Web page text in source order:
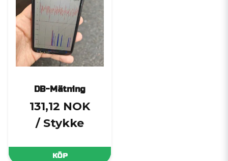
DB-Mätning
131,12 NOK
/ Stykke
KÖP